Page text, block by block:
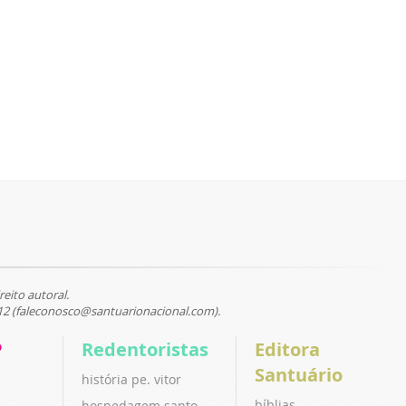
autoral.
(faleconosco@santuarionacional.com).
Redentoristas
história pe. vitor
Editora
Santuário